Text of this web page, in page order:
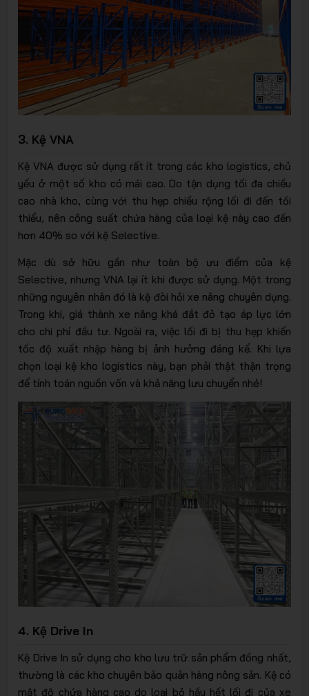
3. Kệ VNA
Kệ VNA được sử dụng rất ít trong các kho logistics, chủ
yếu ở một số kho có mái cao. Do tận dụng tối đa chiều
cao nhà kho, cùng với thu hẹp chiều rộng lối đi đến tối
thiểu, nên công suất chứa hàng của loại kệ này cao đến
hơn 40% so với kệ Selective.
Mặc dù sở hữu gần như toàn bộ ưu điểm của kệ
Selective, nhưng VNA lại ít khi được sử dụng. Một trong
những nguyên nhân đó là kệ đòi hỏi xe nâng chuyên dụng.
Trong khi, giá thành xe nâng khá đắt đỏ tạo áp lực lớn
cho chi phí đầu tư. Ngoài ra, việc lối đi bị thu hẹp khiến
tốc độ xuất nhập hàng bị ảnh hưởng đáng kể. Khi lựa
chọn loại kệ kho logistics này, bạn phải thật thận trọng
để tính toán nguồn vốn và khả năng lưu chuyển nhé!
4. Kệ Drive In
Kệ Drive In sử dụng cho kho lưu trữ sản phẩm đồng nhất,
thường là các kho chuyên bảo quản hàng nông sản. Kệ có
mật độ chứa hàng cao do loại bỏ hầu hết lối đi của xe